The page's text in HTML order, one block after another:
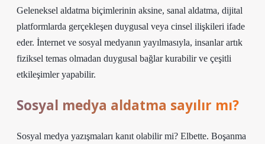
Geleneksel aldatma biçimlerinin aksine, sanal aldatma, dijital
platformlarda gerçekleşen duygusal veya cinsel ilişkileri ifade
eder. İnternet ve sosyal medyanın yayılmasıyla, insanlar artık
fiziksel temas olmadan duygusal bağlar kurabilir ve çeşitli
etkileşimler yapabilir.
Sosyal medya aldatma sayılır mı?
Sosyal medya yazışmaları kanıt olabilir mi? Elbette. Boşanma